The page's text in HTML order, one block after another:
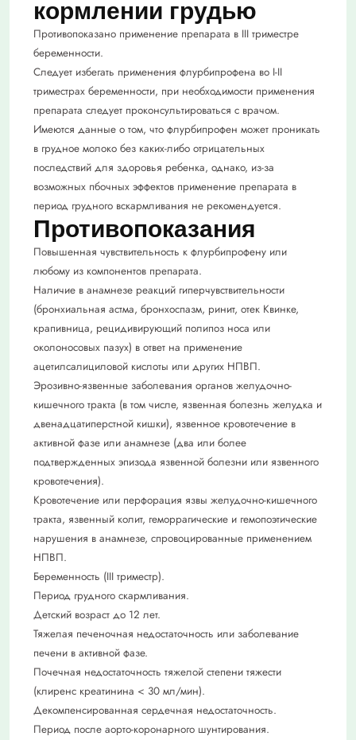
кормлении грудью
Противопоказано применение препарата в III триместре
беременности.
Следует избегать применения флурбипрофена во I-II
триместрах беременности, при необходимости применения
препарата следует проконсультироваться с врачом.
Имеются данные о том, что флурбипрофен может проникать
в грудное молоко без каких-либо отрицательных
последствий для здоровья ребенка, однако, из-за
возможных пбочных эффектов применение препарата в
период грудного вскармливания не рекомендуется.
Противопоказания
Повышенная чувствительность к флурбипрофену или
любому из компонентов препарата.
Наличие в анамнезе реакций гиперчувствительности
(бронхиальная астма, бронхоспазм, ринит, отек Квинке,
крапивница, рецидивирующий полипоз носа или
околоносовых пазух) в ответ на применение
ацетилсалициловой кислоты или других НПВП.
Эрозивно-язвенные заболевания органов желудочно-
кишечного тракта (в том числе, язвенная болезнь желудка и
двенадцатиперстной кишки), язвенное кровотечение в
активной фазе или анамнезе (два или более
подтвержденных эпизода язвенной болезни или язвенного
кровотечения).
Кровотечение или перфорация язвы желудочно-кишечного
тракта, язвенный колит, геморрагические и гемопоэтические
нарушения в анамнезе, спровоцированные применением
НПВП.
Беременность (III триместр).
Период грудного скармливания.
Детский возраст до 12 лет.
Тяжелая печеночная недостаточность или заболевание
печени в активной фазе.
Почечная недостаточность тяжелой степени тяжести
(клиренс креатинина < 30 мл/мин).
Декомпенсированная сердечная недостаточность.
Период после аорто-коронарного шунтирования.